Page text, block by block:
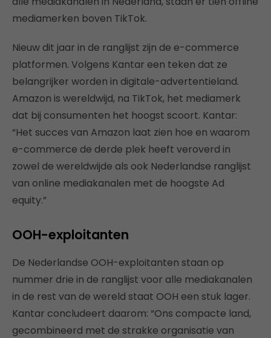
mediamerken boven TikTok.
Nieuw dit jaar in de ranglijst zijn de e-commerce
platformen. Volgens Kantar een teken dat ze
belangrijker worden in digitale-advertentieland.
Amazon is wereldwijd, na TikTok, het mediamerk
dat bij consumenten het hoogst scoort. Kantar:
“Het succes van Amazon laat zien hoe en waarom
e-commerce de derde plek heeft veroverd in
zowel de wereldwijde als ook Nederlandse ranglijst
van online mediakanalen met de hoogste Ad
equity.”
OOH-exploitanten
De Nederlandse OOH-exploitanten staan op
nummer drie in de ranglijst voor alle mediakanalen
in de rest van de wereld staat OOH een stuk lager.
Kantar concludeert daarom: “Ons compacte land,
gecombineerd met de strakke organisatie van